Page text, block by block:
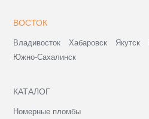
ВОСТОК
Владивосток Хабаровск Якутск
Южно-Сахалинск
КАТАЛОГ
Номерные пломбы